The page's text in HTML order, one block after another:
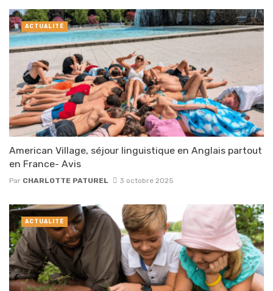
American Village, séjour linguistique en Anglais partout
en France- Avis
Par CHARLOTTE PATUREL 3 octobre 2025
ACTUALITÉ
ACTUALITÉ